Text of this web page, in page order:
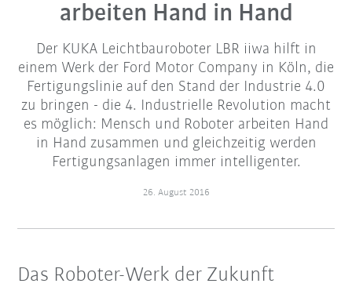
arbeiten Hand in Hand
Der KUKA Leichtbauroboter LBR iiwa hilft in
einem Werk der Ford Motor Company in Köln, die
Fertigungslinie auf den Stand der Industrie 4.0
zu bringen - die 4. Industrielle Revolution macht
es möglich: Mensch und Roboter arbeiten Hand
in Hand zusammen und gleichzeitig werden
Fertigungsanlagen immer intelligenter.
26. August 2016
Das Roboter-Werk der Zukunft